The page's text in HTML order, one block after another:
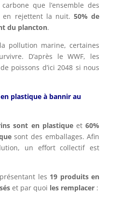
que l’ensemble des
en rejettent la nuit.50% de
du plancton.
pollution marine, certaines
D’après le WWF, les
poissons d’ici 2048 si nous
plastique à bannir au
sont en plastiqueet60%
sont des emballages. Afin
un effort collectif est
les 19 produits en
et par quoi les remplacer: